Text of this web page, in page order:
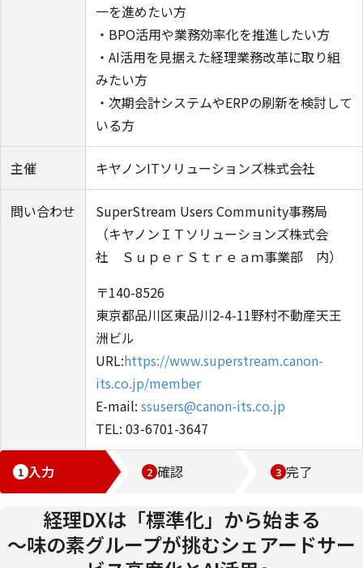
一を進めたい方
・BPO活用や業務効率化を推進したい方
・AI活用を見据えた経理業務改革に取り組
みたい方
・次期会計システムやERPの刷新を検討して
いる方
主催 キヤノンITソリューションズ株式会社
問い合わせ
SuperStream Users Community事務局
（キヤノンＩＴソリューションズ株式会
社 ＳｕｐｅｒＳｔｒｅａｍ事業部 内）
〒140-8526
東京都品川区東品川2-4-11野村不動産天王
洲ビル
URL:https://www.superstream.canon-
its.co.jp/member
E-mail: ssusers@canon-its.co.jp
TEL: 03-6701-3647
入力 確認 完了
経理DXは「標準化」から始まる
～味の素グループが挑むシェアードサー